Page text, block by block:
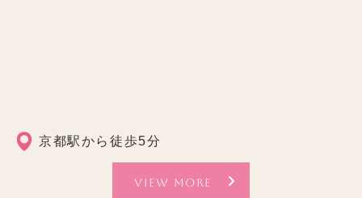
京都駅から徒歩5分
VIEW MORE